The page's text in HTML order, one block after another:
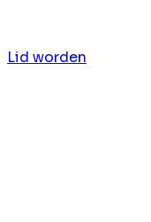
Lid worden